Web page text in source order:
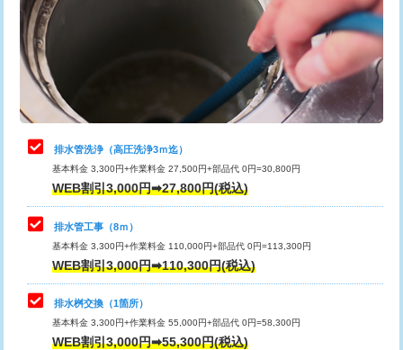
管・ポリ管・HT管使用/3ｍ超え)
排水管工事（土の掘削・埋め戻し作
業）
11,000円~
排水管工事（排水管工事/3ｍまで） 55,000円
排水管工事（追加 排水管工事/3ｍ超
え）
マス交換（土の掘削・埋め戻し作業）
マス交換（深さ50㎝未満）
マス交換（深さ50㎝以上）
コンクリート斫り（厚さ10㎝まで）
コンクリート斫り（厚さ10㎝超え）
桝清掃 8,800円
止水・漏水調査・防水処理・清掃・修
理・調整・分解・加工など（軽作業）
11,000円
止水・漏水調査・防水処理・清掃・修
理・調整・分解・加工など（中作業）
22,000円
止水・漏水調査・防水処理・清掃・修
理・調整・分解・加工など（重作業）
33,000円
その他部品の脱着
交換・取付（タンク）
交換・取付(単水栓（壁付・デッキ
式）)
排水管洗浄（高圧洗浄3ｍ迄）
基本料金 3,300円+作業料金 27,500円+部品代 0円=30,800円
WEB割引3,000円➡27,800円(税込)
排水管工事（8ｍ）
基本料金 3,300円+作業料金 110,000円+部品代 0円=113,300円
WEB割引3,000円➡110,300円(税込)
排水桝交換（1箇所）
基本料金 3,300円+作業料金 55,000円+部品代 0円=58,300円
WEB割引3,000円➡55,300円(税込)